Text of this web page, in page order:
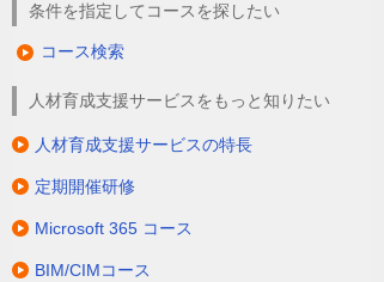
条件を指定してコースを探したい
コース検索
人材育成支援サービスをもっと知りたい
人材育成支援サービスの特長
定期開催研修
Microsoft 365 コース
BIM/CIMコース